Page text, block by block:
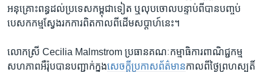
អនុគ្រោះពន្ធ​ដល់​ប្រទេស​កម្ពុជា​ទៀត ​ឬ​លុបចោលបន្ទាប់​ពី​បាន​បញ្ចប់​
បេសកកម្ម​ស្វែងរក​ការពិត​កាលពី​ដើម​សប្តាហ៍​នេះ។
លោកស្រី Cecilia Malmstrom ​ប្រធាន​គណៈកម្មាធិការ​ពាណិជ្ជកម្ម​
សហភាព​អឺរ៉ុប​បាន​បញ្ជាក់​ក្នុង​សេចក្តី​ប្រកាស​ព័ត៌មាន​កាលពី​ថ្ងៃ​ព្រហស្បតិ៍​